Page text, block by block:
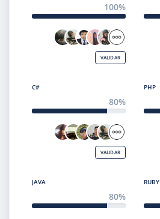
100%
VALIDAR
C#
80%
VALIDAR
PHP
JAVA
80%
RUBY